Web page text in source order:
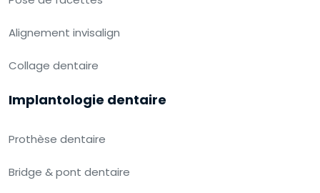
Alignement invisalign
Collage dentaire
Implantologie dentaire
Prothèse dentaire
Bridge & pont dentaire